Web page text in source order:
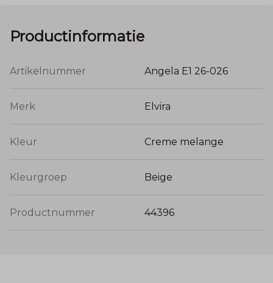
Productinformatie
Artikelnummer Angela E1 26-026
Merk Elvira
Kleur Creme melange
Kleurgroep Beige
Productnummer 44396